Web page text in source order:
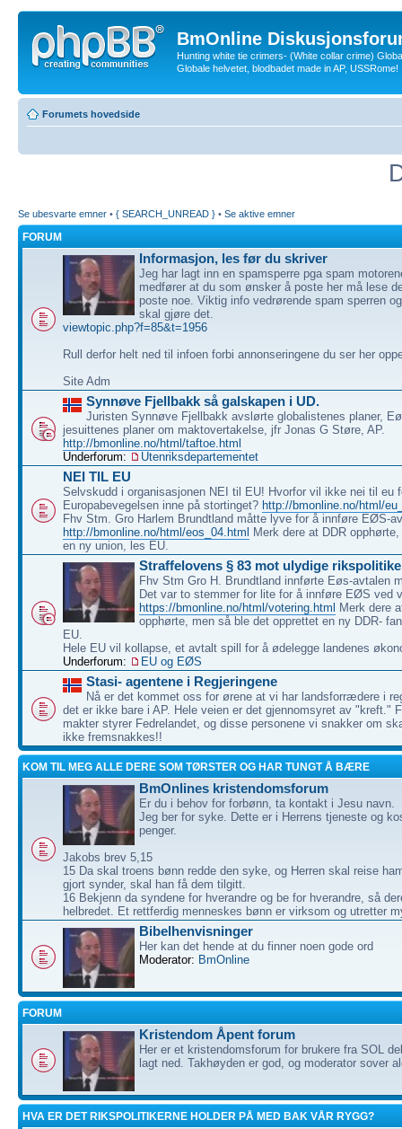
BmOnline
Hunting white tie crimers- (White collar crime)
Globale helvetet, blodbadet made in AP, USSRome!
Forumets hovedside
Se ubesvarte emner • { SEARCH_UNREAD } • Se aktive emner
FORUM
Informasjon, les før du skriver
Jeg har lagt inn en spamsperre pga spam
medfører at du som ønsker å poste her må lese
poste noe. Viktig info vedrørende spam sperren
skal gjøre det.
viewtopic.php?f=85&t=1956
Rull derfor helt ned til infoen forbi annonseringene du ser her
Site Adm
Synnøve Fjellbakk så galskapen i UD.
Juristen Synnøve Fjellbakk avslørte globalistenes planer,
jesuittenes planer om maktovertakelse, jfr Jonas G Støre, AP.
http://bmonline.no/html/taftoe.html
Underforum:
Utenriksdepartementet
NEI TIL EU
Selvskudd i organisasjonen NEI til EU! Hvorfor vil ikke nei til eu
Europabevegelsen inne på stortinget? http://bmonline.no/html/
Fhv Stm. Gro Harlem Brundtland måtte lyve for å innføre EØS-
http://bmonline.no/html/eos_04.html
Merk dere at DDR
en ny union, les EU.
Straffelovens § 83 mot ulydige
Fhv Stm Gro H. Brundtland innførte Eøs-avtalen
Det var to stemmer for lite for å innføre EØS ved
https://bmonline.no/html/votering.html
Merk dere
opphørte, men så ble det opprettet en ny DDR-
EU.
Hele EU vil kollapse, et avtalt spill for å ødelegge landenes
Underforum:
EU og EØS
Stasi- agentene i Regjeringene
Nå er det kommet oss for ørene at vi har landsforrædere i
det er ikke bare i AP. Hele veien er det gjennomsyret av "kreft."
makter styrer Fedrelandet, og disse personene vi snakker om
ikke fremsnakkes!!
KOM TIL MEG ALLE DERE SOM TØRSTER OG HAR TUNGT Å BÆRE
BmOnlines kristendomsforum
Er du i behov for forbønn, ta kontakt i Jesu navn.
Jeg ber for syke. Dette er i Herrens tjeneste og
penger.
Jakobs brev 5,15
15 Da skal troens bønn redde den syke, og Herren skal reise
gjort synder, skal han få dem tilgitt.
16 Bekjenn da syndene for hverandre og be for hverandre, så
helbredet. Et rettferdig menneskes bønn er virksom og utretter
Bibelhenvisninger
Her kan det hende at du finner noen gode ord
Moderator: BmOnline
FORUM
Kristendom Åpent forum
Her er et kristendomsforum for brukere fra SOL
lagt ned. Takhøyden er god, og moderator sover
HVA ER DET RIKSPOLITIKERNE HOLDER PÅ MED BAK VÅR RYGG?